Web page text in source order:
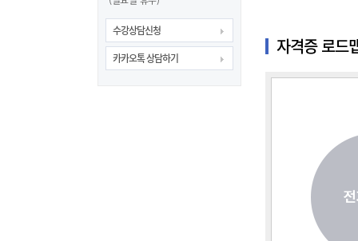
수강상담신청
카카오톡 상담하기
자격증 로드